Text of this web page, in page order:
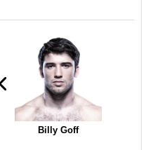
Billy Goff